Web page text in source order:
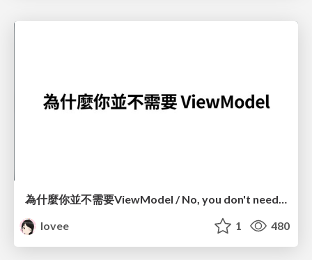
為什麼你並不需要ViewModel / No, you don't need a ViewModel
lovee
1 480